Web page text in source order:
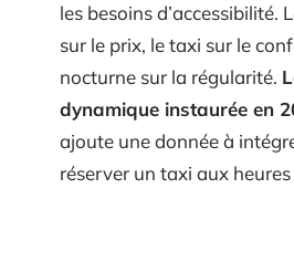
les besoins d’accessibilité.
sur le prix, le taxi sur le
nocturne sur la régularité.
dynamique instaurée en
ajoute une donnée à
réserver un taxi aux